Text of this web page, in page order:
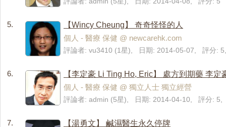
5.
【Wincy Cheung】 奇奇怪怪的人
個人 - 醫療 保健 @ newcarehk.com
評論者: vu3410 (1星), 日期: 2014-05-07, 評分:
6.
【李定豪 Li Ting Ho, Eric】 處方到期藥 李定
個人 - 醫療 保健 @ 獨立人士 獨立經營
評論者: admin (5星), 日期: 2014-04-10, 評分: 5,
7.
【湯勇文】 鹹濕醫生永久停牌